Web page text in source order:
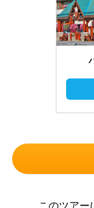
このツアー